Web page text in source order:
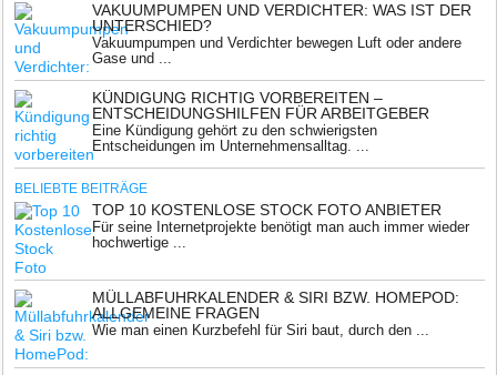
VAKUUMPUMPEN UND VERDICHTER: WAS IST DER
UNTERSCHIED?
Vakuumpumpen und Verdichter bewegen Luft oder andere
Gase und ...
KÜNDIGUNG RICHTIG VORBEREITEN –
ENTSCHEIDUNGSHILFEN FÜR ARBEITGEBER
Eine Kündigung gehört zu den schwierigsten
Entscheidungen im Unternehmensalltag. ...
BELIEBTE BEITRÄGE
TOP 10 KOSTENLOSE STOCK FOTO ANBIETER
Für seine Internetprojekte benötigt man auch immer wieder
hochwertige ...
MÜLLABFUHRKALENDER & SIRI BZW. HOMEPOD:
ALLGEMEINE FRAGEN
Wie man einen Kurzbefehl für Siri baut, durch den ...